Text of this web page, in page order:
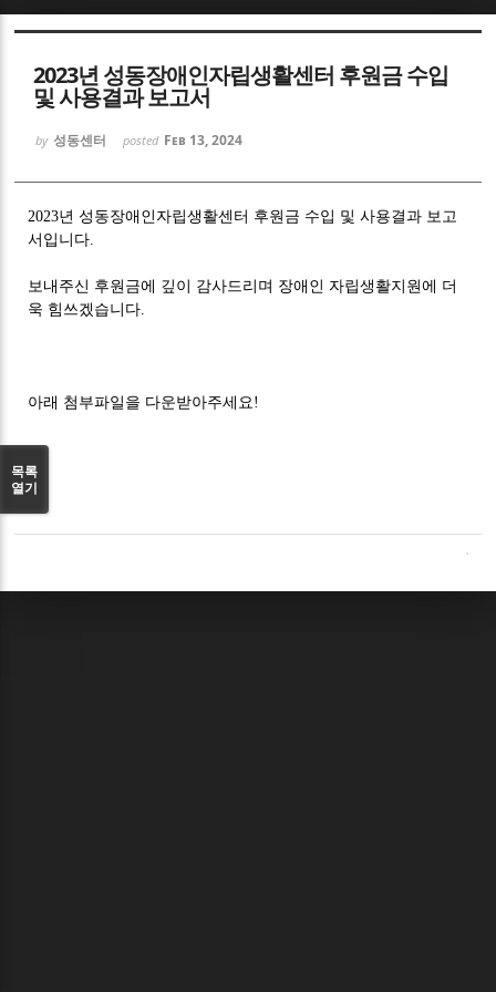
2023년 성동장애인자립생활센터 후원금 수입
및 사용결과 보고서
by 성동센터 posted Feb 13, 2024
2023년 성동장애인자립생활센터 후원금 수입 및 사용결과 보고
서입니다.
보내주신 후원금에 깊이 감사드리며 장애인 자립생활지원에 더
욱 힘쓰겠습니다.
아래 첨부파일을 다운받아주세요!
목록
열기
Sketchbook5, 스케치북5
Sketchbook5, 스케치북5